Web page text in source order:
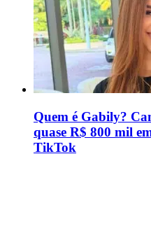
Quem é Gabily?
quase R$ 800 mil
TikTok